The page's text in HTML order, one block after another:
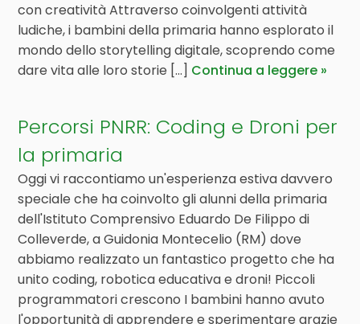
con creatività Attraverso coinvolgenti attività
ludiche, i bambini della primaria hanno esplorato il
mondo dello storytelling digitale, scoprendo come
dare vita alle loro storie [...] Continua a leggere
Percorsi PNRR: Coding e Droni per
la primaria
Oggi vi raccontiamo un'esperienza estiva davvero
speciale che ha coinvolto gli alunni della primaria
dell'Istituto Comprensivo Eduardo De Filippo di
Colleverde, a Guidonia Montecelio (RM) dove
abbiamo realizzato un fantastico progetto che ha
unito coding, robotica educativa e droni! Piccoli
programmatori crescono I bambini hanno avuto
l'opportunità di apprendere e sperimentare grazie